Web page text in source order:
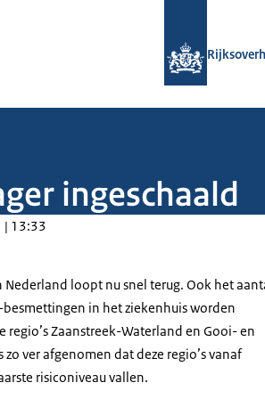
ingeschaald
13:33
loopt nu snel terug. Ook het
in het ziekenhuis worden
Zaanstreek-Waterland en Gooi- en
ver afgenomen dat deze regio’s vanaf
risiconiveau vallen.